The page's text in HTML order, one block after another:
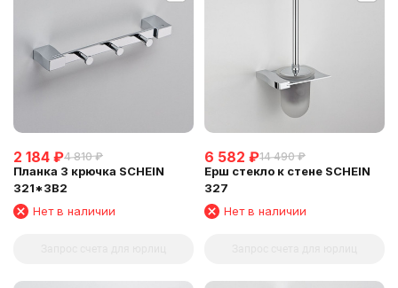
2 184 ₽4 810 ₽
Планка 3 крючка SCHEIN
321*3B2
Нет в наличии
6 582 ₽14 490 ₽
Ерш стекло к стене SCHEIN
327
Нет в наличии